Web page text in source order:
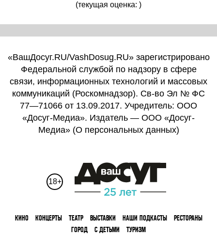
(текущая оценка: )
«ВашДосуг.RU/VashDosug.RU» зарегистрировано
Федеральной службой по надзору в сфере
связи, информационных технологий и массовых
коммуникаций (Роскомнадзор). Св-во Эл № ФС
77—71066 от 13.09.2017. Учредитель: ООО
«Досуг-Медиа». Издатель — ООО «Досуг-
Медиа» (О персональных данных)
18+
КИНО КОНЦЕРТЫ ТЕАТР ВЫСТАВКИ НАШИ ПОДКАСТЫ
РЕСТОРАНЫ
ГОРОД
С ДЕТЬМИ ТУРИЗМ